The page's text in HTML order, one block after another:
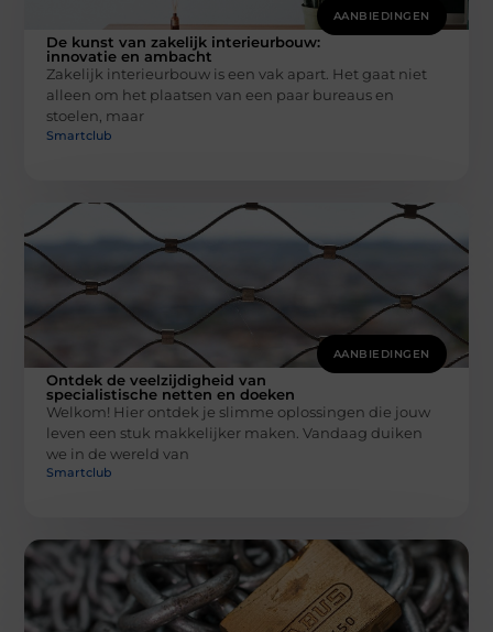
AANBIEDINGEN
De kunst van zakelijk interieurbouw:
innovatie en ambacht
Zakelijk interieurbouw is een vak apart. Het gaat niet
alleen om het plaatsen van een paar bureaus en
stoelen, maar
Smartclub
AANBIEDINGEN
Ontdek de veelzijdigheid van
specialistische netten en doeken
Welkom! Hier ontdek je slimme oplossingen die jouw
leven een stuk makkelijker maken. Vandaag duiken
we in de wereld van
Smartclub